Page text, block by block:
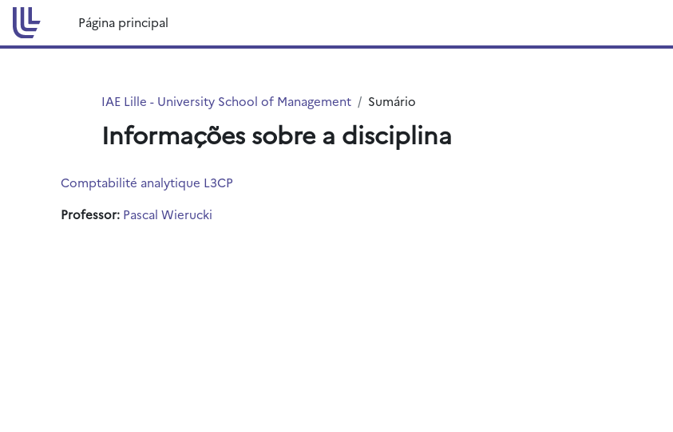
Ir para o conteúdo principal
Página principal
IAE Lille - University School of Management Sumário
Informações sobre a disciplina
Comptabilité analytique L3CP
Professor: Pascal Wierucki